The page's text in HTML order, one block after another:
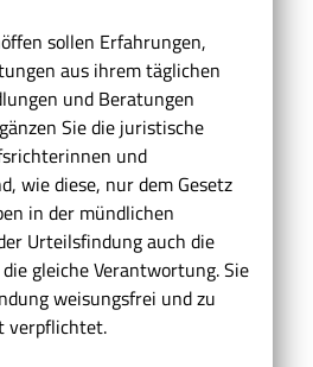
sollen Erfahrungen,
aus ihrem täglichen
und Beratungen
Sie die juristische
und
wie diese, nur dem Gesetz
in der mündlichen
Urteilsfindung auch die
gleiche Verantwortung. Sie
weisungsfrei und zu
verpflichtet.